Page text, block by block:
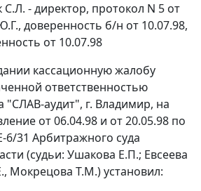
- директор, протокол N 5 от
доверенность б/н от 10.07.98,
от 10.07.98
кассационную жалобу
ответственностью
"СЛАВ-аудит", г. Владимир, на
от 06.04.98 и от 20.05.98 по
6/31 Арбитражного суда
(судьи: Ушакова Е.П.; Евсеева
Мокрецова Т.М.) установил: